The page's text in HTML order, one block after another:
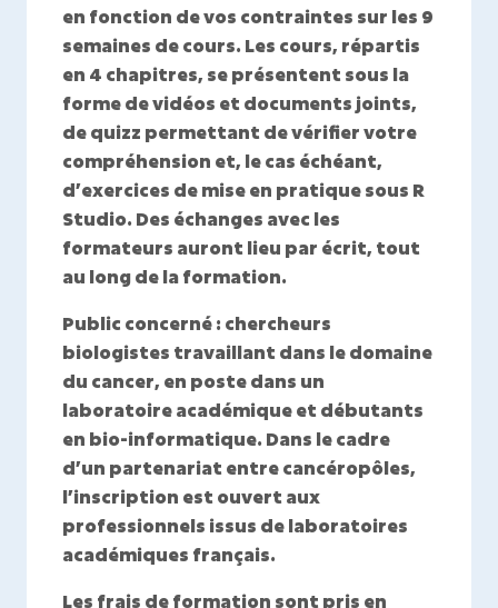
en fonction de vos contraintes sur les 9
semaines de cours. Les cours, répartis
en 4 chapitres, se présentent sous la
forme de vidéos et documents joints,
de quizz permettant de vérifier votre
compréhension et, le cas échéant,
d’exercices de mise en pratique sous R
Studio. Des échanges avec les
formateurs auront lieu par écrit, tout
au long de la formation.
Public concerné : chercheurs
biologistes travaillant dans le domaine
du cancer, en poste dans un
laboratoire académique et débutants
en bio-informatique. Dans le cadre
d’un partenariat entre cancéropôles,
l’inscription est ouvert aux
professionnels issus de laboratoires
académiques français.
Les frais de formation sont pris en